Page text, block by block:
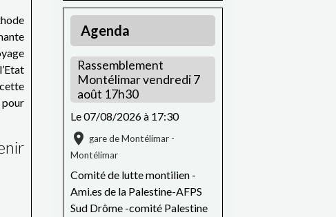
Agenda
Rassemblement
Montélimar vendredi 7
août 17h30
Le 07/08/2026à 17:30
gare de Montélimar -
Montélimar
Comité de lutte montilien -
Ami.es de la Palestine-AFPS
Sud Drôme -comité Palestine